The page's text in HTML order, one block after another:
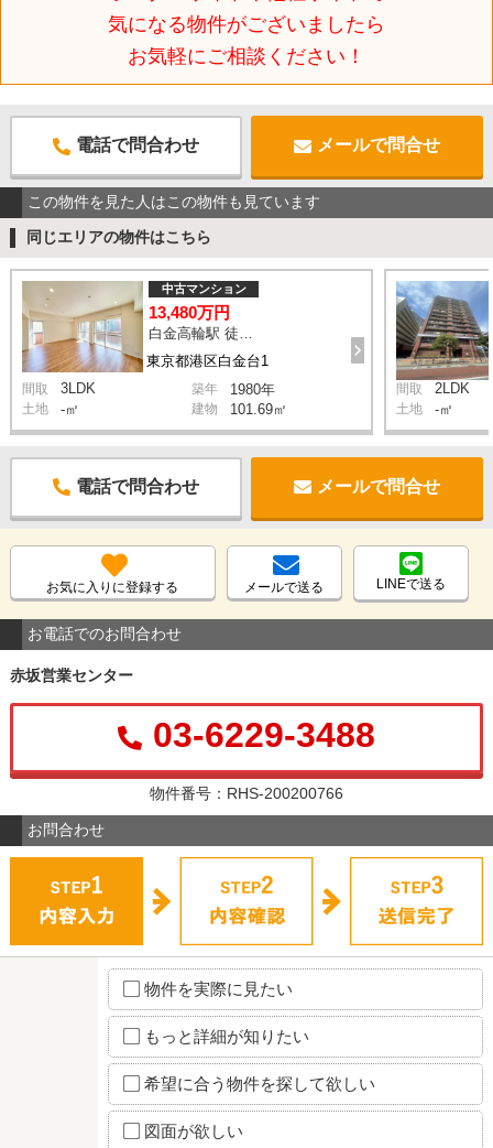
気になる物件がございましたら
お気軽にご相談ください！
電話で問合わせ メールで問合せ
この物件を見た人はこの物件も見ています
同じエリアの物件はこちら
東京都港区白金台1
中古マンション
13,480万円
間取 3LDK 築年 1980年
土地 -㎡ 建物 101.69㎡
間取 2LDK
土地 -㎡
電話で問合わせ メールで問合せ
お気に入りに登録する メールで送る LINEで送る
お電話でのお問合わせ
赤坂営業センター
03-6229-3488
物件番号：RHS-200200766
お問合わせ
物件を実際に見たい
もっと詳細が知りたい
希望に合う物件を探して欲しい
図面が欲しい